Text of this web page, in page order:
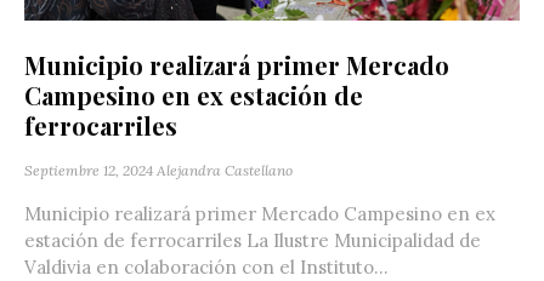
Municipio realizará primer Mercado
Campesino en ex estación de
ferrocarriles
Septiembre 12, 2024 Alejandra Castellano
Municipio realizará primer Mercado Campesino en ex
estación de ferrocarriles La Ilustre Municipalidad de
Valdivia en colaboración con el Instituto...